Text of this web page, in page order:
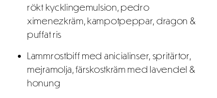
rökt kycklingemulsion, pedro
ximenezkräm, kampotpeppar, dragon &
puffat ris
Lammrostbiff med anicialinser, spritärtor,
mejramolja, färskostkräm med lavendel &
honung